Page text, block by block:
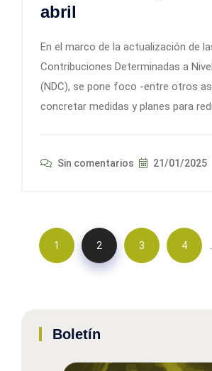
abril
En el marco de la actualización de
Contribuciones Determinadas a
(NDC), se pone foco -entre otros
concretar medidas y planes para
Sin comentarios 21/01/2025
1 2 3 4
Boletín